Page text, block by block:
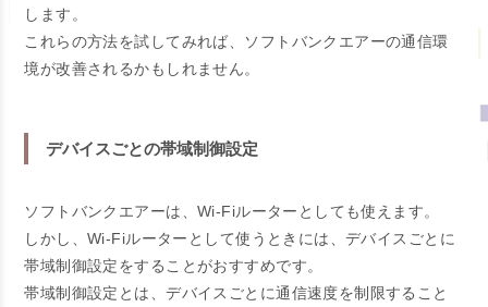
します。
これらの方法を試してみれば、ソフトバンクエアーの通信環
境が改善されるかもしれません。
デバイスごとの帯域制御設定
ソフトバンクエアーは、Wi-Fiルーターとしても使えます。
しかし、Wi-Fiルーターとして使うときには、デバイスごとに
帯域制御設定をすることがおすすめです。
帯域制御設定とは、デバイスごとに通信速度を制限すること